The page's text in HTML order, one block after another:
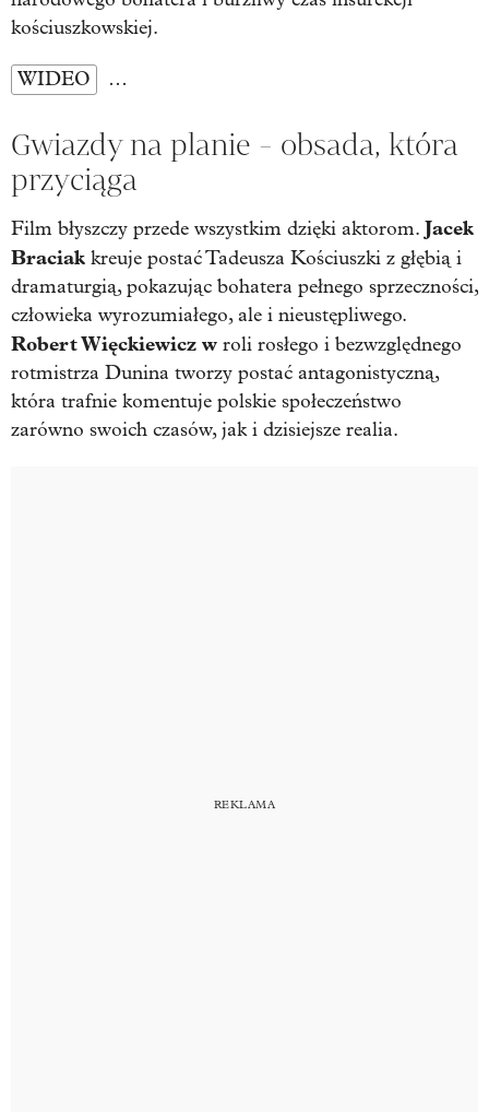
kościuszkowskiej.
WIDEO …
Gwiazdy na planie - obsada, która
przyciąga
Film błyszczy przede wszystkim dzięki aktorom. Jacek
Braciak kreuje postać Tadeusza Kościuszki z głębią i
dramaturgią, pokazując bohatera pełnego sprzeczności,
człowieka wyrozumiałego, ale i nieustępliwego.
Robert Więckiewicz w roli rosłego i bezwzględnego
rotmistrza Dunina tworzy postać antagonistyczną,
która trafnie komentuje polskie społeczeństwo
zarówno swoich czasów, jak i dzisiejsze realia.